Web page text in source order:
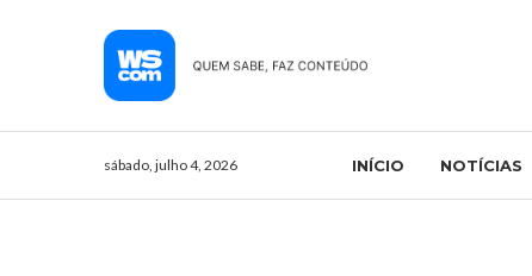
sábado, julho 4, 2026 INÍCIO NOTÍCIAS